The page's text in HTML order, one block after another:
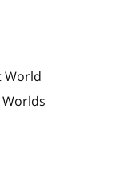
World
Worlds